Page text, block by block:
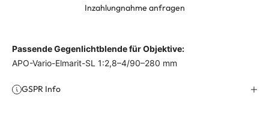
Inzahlungnahme anfragen
Passende Gegenlichtblende für Objektive:
APO-Vario-Elmarit-SL 1:2,8–4/90–280 mm
GSPR Info